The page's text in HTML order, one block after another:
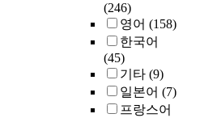
(246)
영어 (158)
한국어
(45)
기타 (9)
일본어 (7)
프랑스어